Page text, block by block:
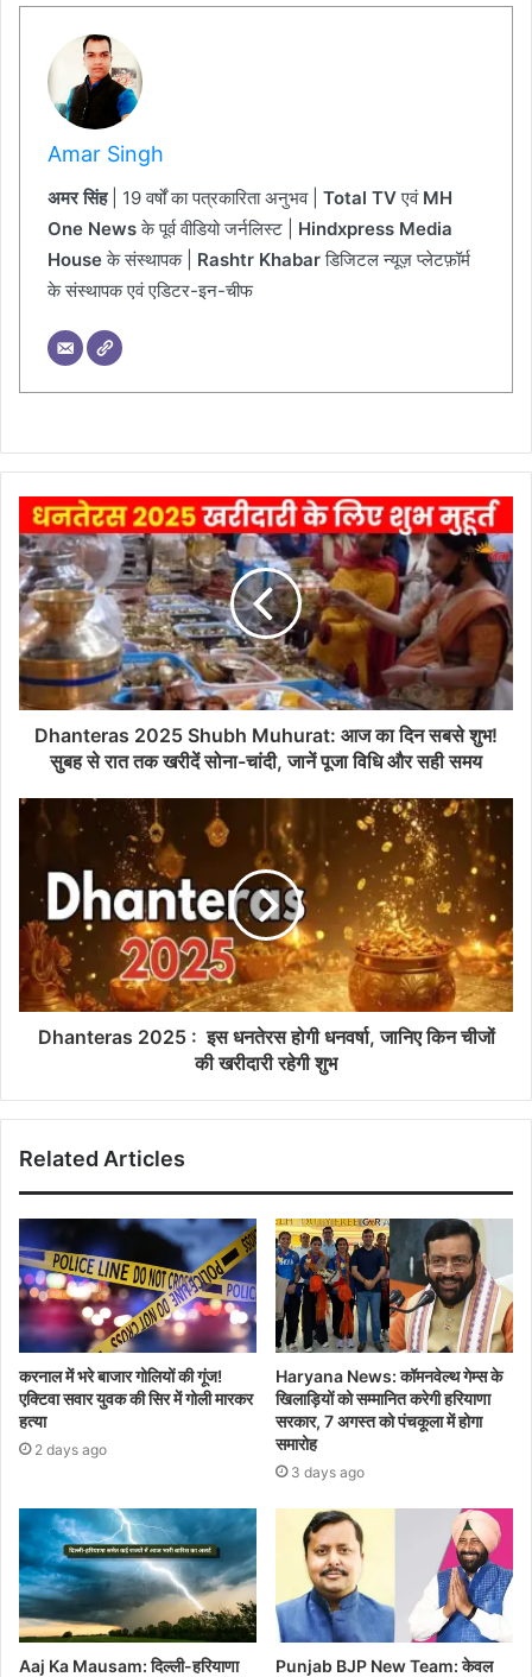
Amar Singh
अमर सिंह| 19 वर्षों का पत्रकारिता अनुभव | Total TVएवं MH
One Newsके पूर्व वीडियो जर्नलिस्ट | Hindxpress Media
Houseके संस्थापक | Rashtr Khabarडिजिटल न्यूज़ प्लेटफ़ॉर्म
के संस्थापक एवं एडिटर-इन-चीफ
Dhanteras 2025 Shubh Muhurat: आज का दिन सबसे शुभ!
सुबह से रात तक खरीदें सोना-चांदी, जानें पूजा विधि और सही समय
Dhanteras 2025 : इस धनतेरस होगी धनवर्षा, जानिए किन चीजों
की खरीदारी रहेगी शुभ
Related Articles
करनाल में भरे बाजार गोलियों की गूंज!
एक्टिवा सवार युवक की सिर में गोली मारकर
हत्या
2 days ago
Haryana News: कॉमनवेल्थ गेम्स के
खिलाड़ियों को सम्मानित करेगी हरियाणा
सरकार, 7 अगस्त को पंचकूला में होगा
समारोह
3 days ago
Aaj Ka Mausam: दिल्ली-हरियाणा Punjab BJP New Team: केवल